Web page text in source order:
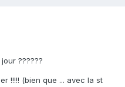
??????
!!!!! (bien que ... avec la st